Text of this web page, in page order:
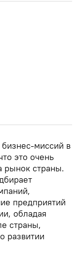
миссий в
это очень
рынок страны.
предприятий
обладая
страны,
развитии